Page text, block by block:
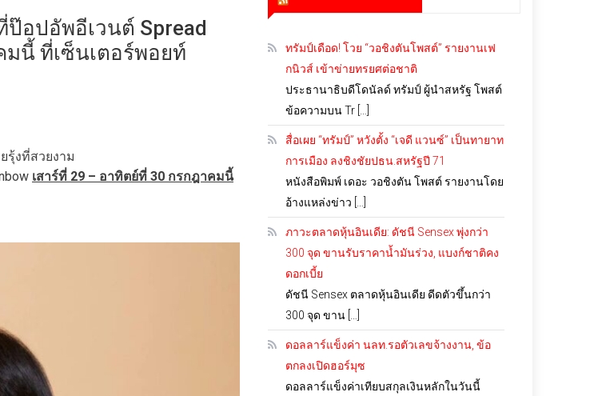
อปอัพอีเวนต์ Spread
มนี้ ที่เซ็นเตอร์พอยท์
งที่สวยงาม
เสาร์ที่ 29 – อาทิตย์ที่ 30 กรกฎาคมนี้
ทรัมป์เดือด! โวย “วอชิงตันโพสต์” รายงานเฟ
กนิวส์ เข้าข่ายทรยศต่อชาติ
ประธานาธิบดีโดนัลด์ ทรัมป์ ผู้นำสหรัฐ โพสต์
ข้อความบน Tr […]
สื่อเผย “ทรัมป์” หวังตั้ง “เจดี แวนซ์” เป็นทายาท
การเมือง ลงชิงชัยปธน.สหรัฐปี 71
หนังสือพิมพ์ เดอะ วอชิงตัน โพสต์ รายงานโดย
อ้างแหล่งข่าว […]
ภาวะตลาดหุ้นอินเดีย: ดัชนี Sensex พุ่งกว่า
300 จุด ขานรับราคาน้ำมันร่วง, แบงก์ชาติคง
ดอกเบี้ย
ดัชนี Sensex ตลาดหุ้นอินเดีย ดีดตัวขึ้นกว่า
300 จุด ขาน […]
ดอลลาร์แข็งค่า นลท.รอตัวเลขจ้างงาน, ข้อ
ตกลงเปิดฮอร์มุซ
ดอลลาร์แข็งค่าเทียบสกุลเงินหลักในวันนี้